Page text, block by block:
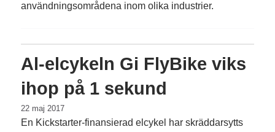
användningsområdena inom olika industrier.
Al-elcykeln Gi FlyBike viks
ihop på 1 sekund
22 maj 2017
En Kickstarter-finansierad elcykel har skrädd­arsytts